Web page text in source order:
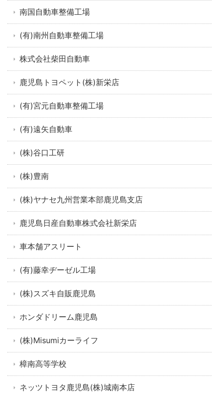
南国自動車整備工場
(有)南州自動車整備工場
株式会社柴田自動車
鹿児島トヨペット(株)新栄店
(有)宮元自動車整備工場
(有)遠矢自動車
(株)谷口工研
(株)豊南
(株)ヤナセ九州営業本部鹿児島支店
鹿児島日産自動車株式会社新栄店
車本舗アスリート
(有)藤幸ヂーゼル工場
(株)スズキ自販鹿児島
ホンダドリーム鹿児島
(株)Misumiカーライフ
樟南高等学校
ネッツトヨタ鹿児島(株)城南本店